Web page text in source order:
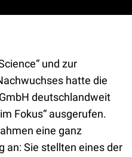
und zur
hatte die
deutschlandweit
Fokus“ ausgerufen.
eine ganz
an: Sie stellten eines der